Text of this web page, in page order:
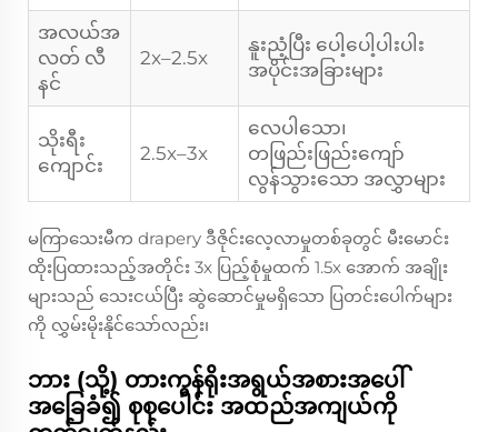
အလယ်အ
လတ် လီ
နင်
2x–2.5x
နူးညံ့ပြီး ပေါ့ပေါ့ပါးပါး
အပိုင်းအခြားများ
သိုးရီး
ကျောင်း
2.5x–3x
လေပါသော၊
တဖြည်းဖြည်းကျော်
လွန်သွားသော အလွှာများ
မကြာသေးမီက drapery ဒီဇိုင်းလေ့လာမှုတစ်ခုတွင် မီးမောင်း
ထိုးပြထားသည့်အတိုင်း 3x ပြည့်စုံမှုထက် 1.5x အောက် အချိုး
များသည် သေးငယ်ပြီး ဆွဲဆောင်မှုမရှိသော ပြတင်းပေါက်များ
ကို လွှမ်းမိုးနိုင်သော်လည်း၊
ဘား (သို့) တားကွန်ရိုးအရွယ်အစားအပေါ်
အခြေခံ၍ စုစုပေါင်း အထည်အကျယ်ကို